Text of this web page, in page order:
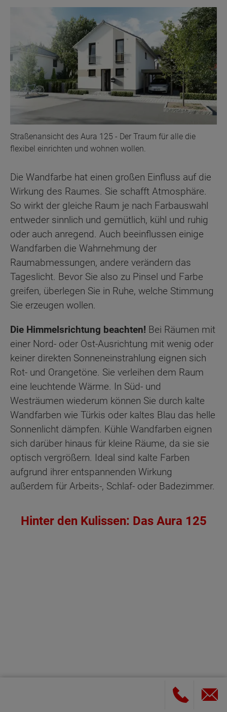
Straßenansicht des Aura 125 - Der Traum für alle die
flexibel einrichten und wohnen wollen.
Die Wandfarbe hat einen großen Einfluss auf die
Wirkung des Raumes. Sie schafft Atmosphäre.
So wirkt der gleiche Raum je nach Farbauswahl
entweder sinnlich und gemütlich, kühl und ruhig
oder auch anregend. Auch beeinflussen einige
Wandfarben die Wahrnehmung der
Raumabmessungen, andere verändern das
Tageslicht. Bevor Sie also zu Pinsel und Farbe
greifen, überlegen Sie in Ruhe, welche Stimmung
Sie erzeugen wollen.
Die Himmelsrichtung beachten! Bei Räumen mit
einer Nord- oder Ost-Ausrichtung mit wenig oder
keiner direkten Sonneneinstrahlung eignen sich
Rot- und Orangetöne. Sie verleihen dem Raum
eine leuchtende Wärme. In Süd- und
Westräumen wiederum können Sie durch kalte
Wandfarben wie Türkis oder kaltes Blau das helle
Sonnenlicht dämpfen. Kühle Wandfarben eignen
sich darüber hinaus für kleine Räume, da sie sie
optisch vergrößern. Ideal sind kalte Farben
aufgrund ihrer entspannenden Wirkung
außerdem für Arbeits-, Schlaf- oder Badezimmer.
Hinter den Kulissen: Das Aura 125